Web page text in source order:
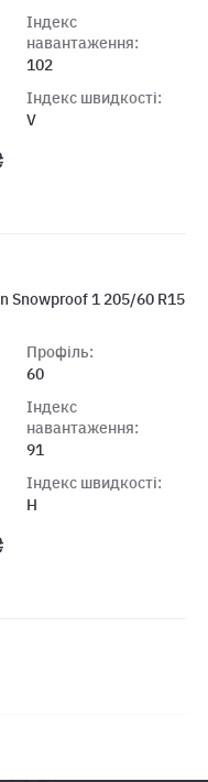
Індекс
навантаження:
102
Індекс швидкості:
V
Snowproof 1 205/60 R15
Профіль:
60
Індекс
навантаження:
91
Індекс швидкості:
H